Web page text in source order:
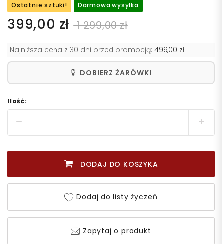
Ostatnie sztuki! Darmowa wysyłka
399,00 zł 1 299,00 zł
Najniższa cena z 30 dni przed promocją: 499,00 zł
DOBIERZ ŻARÓWKI
Ilość:
DODAJ DO KOSZYKA
Dodaj do listy życzeń
Zapytaj o produkt